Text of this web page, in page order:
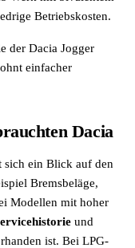
Betriebskosten.
der Dacia Jogger
einfacher
Dacia
sich ein Blick auf den
Bremsbeläge,
Modellen mit hoher
und
ist. Bei LPG-